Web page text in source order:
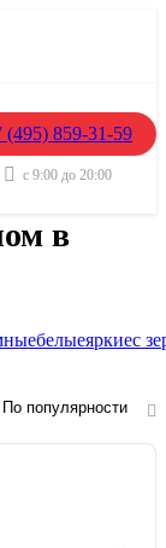
(495) 859-31-59
с 9:00 до 20:00
в
белыеяркиес
По популярности